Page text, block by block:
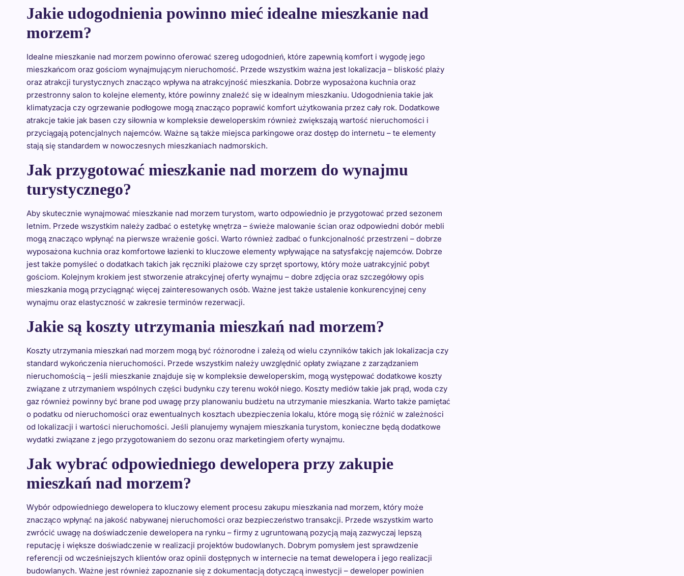
Jakie udogodnienia powinno mieć idealne mieszkanie nad
morzem?
Idealne mieszkanie nad morzem powinno oferować szereg udogodnień, które zapewnią komfort i wygodę jego
mieszkańcom oraz gościom wynajmującym nieruchomość. Przede wszystkim ważna jest lokalizacja – bliskość plaży
oraz atrakcji turystycznych znacząco wpływa na atrakcyjność mieszkania. Dobrze wyposażona kuchnia oraz
przestronny salon to kolejne elementy, które powinny znaleźć się w idealnym mieszkaniu. Udogodnienia takie jak
klimatyzacja czy ogrzewanie podłogowe mogą znacząco poprawić komfort użytkowania przez cały rok. Dodatkowe
atrakcje takie jak basen czy siłownia w kompleksie deweloperskim również zwiększają wartość nieruchomości i
przyciągają potencjalnych najemców. Ważne są także miejsca parkingowe oraz dostęp do internetu – te elementy
stają się standardem w nowoczesnych mieszkaniach nadmorskich.
Jak przygotować mieszkanie nad morzem do wynajmu
turystycznego?
Aby skutecznie wynajmować mieszkanie nad morzem turystom, warto odpowiednio je przygotować przed sezonem
letnim. Przede wszystkim należy zadbać o estetykę wnętrza – świeże malowanie ścian oraz odpowiedni dobór mebli
mogą znacząco wpłynąć na pierwsze wrażenie gości. Warto również zadbać o funkcjonalność przestrzeni – dobrze
wyposażona kuchnia oraz komfortowe łazienki to kluczowe elementy wpływające na satysfakcję najemców. Dobrze
jest także pomyśleć o dodatkach takich jak ręczniki plażowe czy sprzęt sportowy, który może uatrakcyjnić pobyt
gościom. Kolejnym krokiem jest stworzenie atrakcyjnej oferty wynajmu – dobre zdjęcia oraz szczegółowy opis
mieszkania mogą przyciągnąć więcej zainteresowanych osób. Ważne jest także ustalenie konkurencyjnej ceny
wynajmu oraz elastyczność w zakresie terminów rezerwacji.
Jakie są koszty utrzymania mieszkań nad morzem?
Koszty utrzymania mieszkań nad morzem mogą być różnorodne i zależą od wielu czynników takich jak lokalizacja czy
standard wykończenia nieruchomości. Przede wszystkim należy uwzględnić opłaty związane z zarządzaniem
nieruchomością – jeśli mieszkanie znajduje się w kompleksie deweloperskim, mogą występować dodatkowe koszty
związane z utrzymaniem wspólnych części budynku czy terenu wokół niego. Koszty mediów takie jak prąd, woda czy
gaz również powinny być brane pod uwagę przy planowaniu budżetu na utrzymanie mieszkania. Warto także pamiętać
o podatku od nieruchomości oraz ewentualnych kosztach ubezpieczenia lokalu, które mogą się różnić w zależności
od lokalizacji i wartości nieruchomości. Jeśli planujemy wynajem mieszkania turystom, konieczne będą dodatkowe
wydatki związane z jego przygotowaniem do sezonu oraz marketingiem oferty wynajmu.
Jak wybrać odpowiedniego dewelopera przy zakupie
mieszkań nad morzem?
Wybór odpowiedniego dewelopera to kluczowy element procesu zakupu mieszkania nad morzem, który może
znacząco wpłynąć na jakość nabywanej nieruchomości oraz bezpieczeństwo transakcji. Przede wszystkim warto
zwrócić uwagę na doświadczenie dewelopera na rynku – firmy z ugruntowaną pozycją mają zazwyczaj lepszą
reputację i większe doświadczenie w realizacji projektów budowlanych. Dobrym pomysłem jest sprawdzenie
referencji od wcześniejszych klientów oraz opinii dostępnych w internecie na temat dewelopera i jego realizacji
budowlanych. Ważne jest również zapoznanie się z dokumentacją dotyczącą inwestycji – deweloper powinien